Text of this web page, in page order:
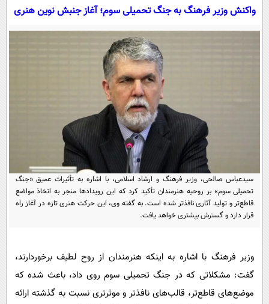
اقتصادی
جامعه
حوادث
سلامت
یک برش دانایی
محیط زیست
سفر و تفریح
بین الملل
سیاست خارجی
فرهنگ و هنر
علم و دانش
فناوری و It
علمی
اخبار کریپتو
قرآن
گوناگون
سرگرمی
باشگاه مغز
مجله تصویری سلاح
فیلم
اقتصاد
ورزش
سیاست
فناوری
گوناگون
عصر ایران 2
خواندنی ها و دیدنی ها
داستان کوتاه
روانشناسی
آشپزی
آموزش زبان
واکنش وزیر فرهنگ به جنگ تحمیلی سوم؛ آغاز جنبش نوین هنری
سیدعباس صالحی، وزیر فرهنگ و ارشاد اسلامی، با اشاره به تأثیرات عمیق «جنگ
تحمیلی سوم» بر روحیه هنرمندان تأکید کرد که این رویدادها منجر به اتخاذ مواضع
قاطع‌تر و تولید آثاری نافذتر شده است. به گفته وی، این حرکت هنری تازه در آغاز راه
قرار دارد و گسترش بیشتری خواهد یافت.
وزیر فرهنگ با اشاره به اینکه هنرمندان از روح لطیف برخوردارند،
گفت: مشکلاتی که در جنگ تحمیلی سوم روی داد، باعث شده که
موضع‌های قاطع‌تر، قالب‌های نافذتر و موثرتری نسبت به گذشته ارائه